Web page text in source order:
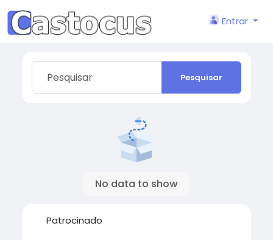
Entrar
Pesquisar
No data to show
Patrocinado